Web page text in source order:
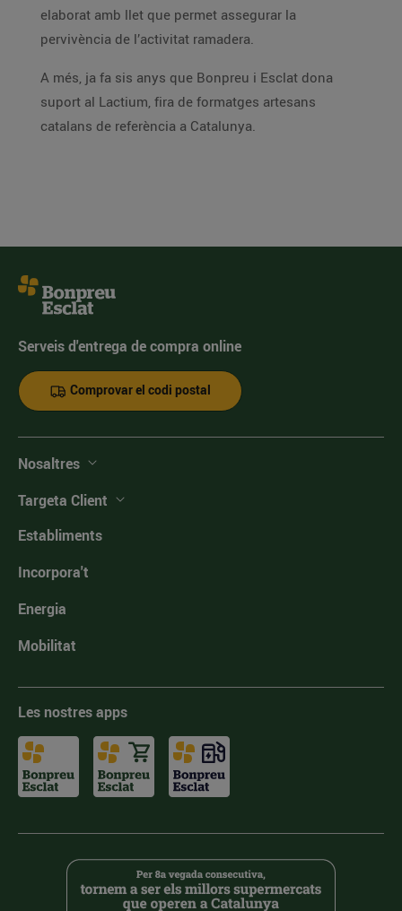
elaborat amb llet que permet assegurar la
pervivència de l’activitat ramadera.
A més, ja fa sis anys que Bonpreu i Esclat dona
suport al Lactium, fira de formatges artesans
catalans de referència a Catalunya.
Serveis d'entrega de compra online
Comprovar el codi postal
Nosaltres
Targeta Client
Establiments
Incorpora't
Energia
Mobilitat
Les nostres apps